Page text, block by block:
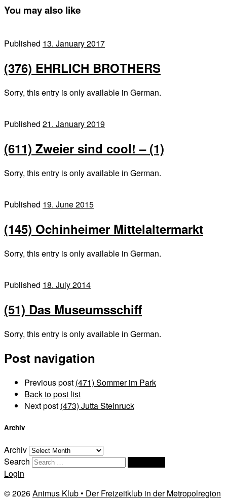
You may also like
Published 13. January 2017
(376) EHRLICH BROTHERS
Sorry, this entry is only available in German.
Published 21. January 2019
(611) Zweier sind cool! – (1)
Sorry, this entry is only available in German.
Published 19. June 2015
(145) Ochinheimer Mittelaltermarkt
Sorry, this entry is only available in German.
Published 18. July 2014
(51) Das Museumsschiff
Sorry, this entry is only available in German.
Post navigation
Previous post (471) Sommer im Park
Back to post list
Next post (473) Jutta Steinruck
Archiv
Archiv
Search
Login
© 2026Animus Klub • Der Freizeitklub in der Metropolregion